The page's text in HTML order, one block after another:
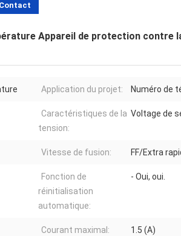
Contact
Appareil de protection contre
Application du projet: Numéro de
Caractéristiques de la
tension:
Voltage de
Vitesse de fusion: FF/Extra
Fonction de
réinitialisation
automatique:
- Oui, oui.
Courant maximal: 1.5 (A)